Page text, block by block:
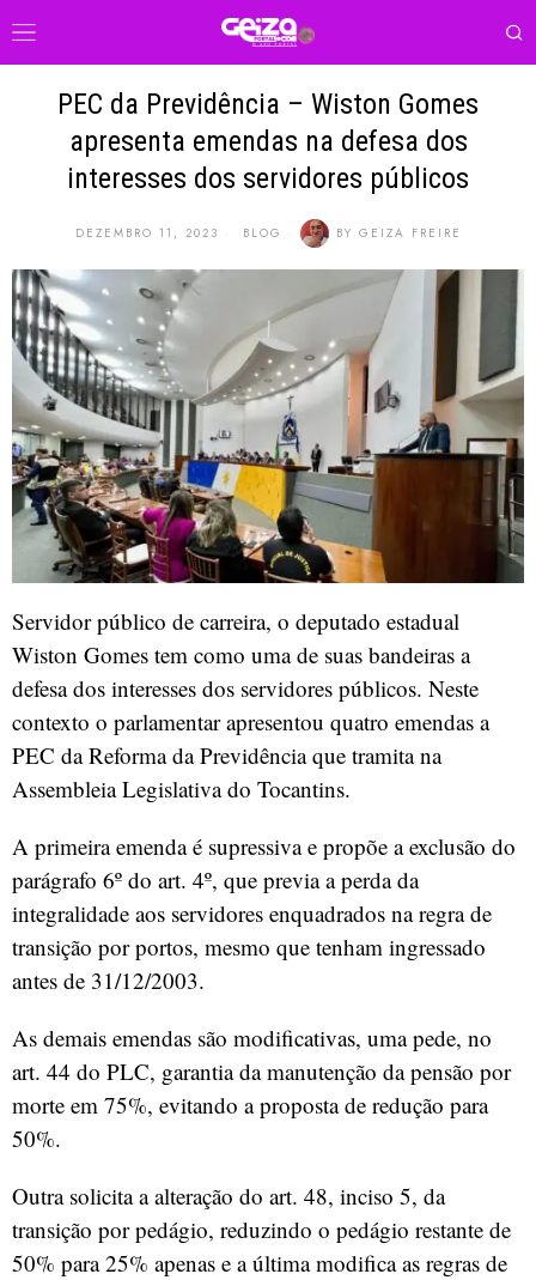
PEC da Previdência – Wiston Gomes
apresenta emendas na defesa dos
interesses dos servidores públicos
DEZEMBRO 11, 2023 BLOG BY GEIZA FREIRE
Servidor público de carreira, o deputado estadual
Wiston Gomes tem como uma de suas bandeiras a
defesa dos interesses dos servidores públicos. Neste
contexto o parlamentar apresentou quatro emendas a
PEC da Reforma da Previdência que tramita na
Assembleia Legislativa do Tocantins.
A primeira emenda é supressiva e propõe a exclusão do
parágrafo 6º do art. 4º, que previa a perda da
integralidade aos servidores enquadrados na regra de
transição por portos, mesmo que tenham ingressado
antes de 31/12/2003.
As demais emendas são modificativas, uma pede, no
art. 44 do PLC, garantia da manutenção da pensão por
morte em 75%, evitando a proposta de redução para
50%.
Outra solicita a alteração do art. 48, inciso 5, da
transição por pedágio, reduzindo o pedágio restante de
50% para 25% apenas e a última modifica as regras de